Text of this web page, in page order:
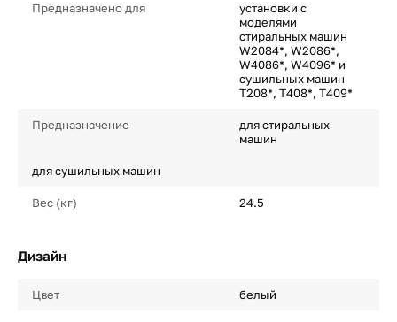
Предназначено для
установки с
моделями
стиральных машин
W2084*, W2086*,
W4086*, W4096* и
сушильных машин
T208*, T408*, T409*
Предназначение
для стиральных
машин
для сушильных машин
Вес (кг) 24.5
Дизайн
Цвет белый